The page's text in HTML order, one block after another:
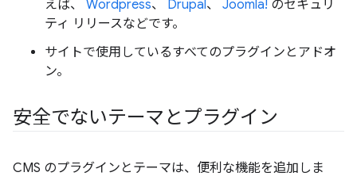
えば、 Wordpress、 Drupal、 Joomla! のセキュリ
ティ リリースなどです。
サイトで使用しているすべてのプラグインとアドオ
ン。
安全でないテーマとプラグイン
CMS のプラグインとテーマは、便利な機能を追加しま